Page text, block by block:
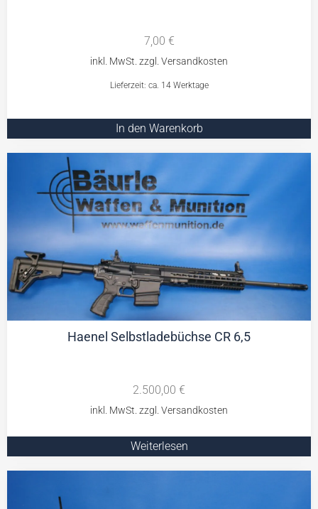
7,00 €
Lieferzeit: ca. 14 Werktage
In den Warenkorb
Haenel Selbstladebüchse CR 6,5
2.500,00 €
Weiterlesen